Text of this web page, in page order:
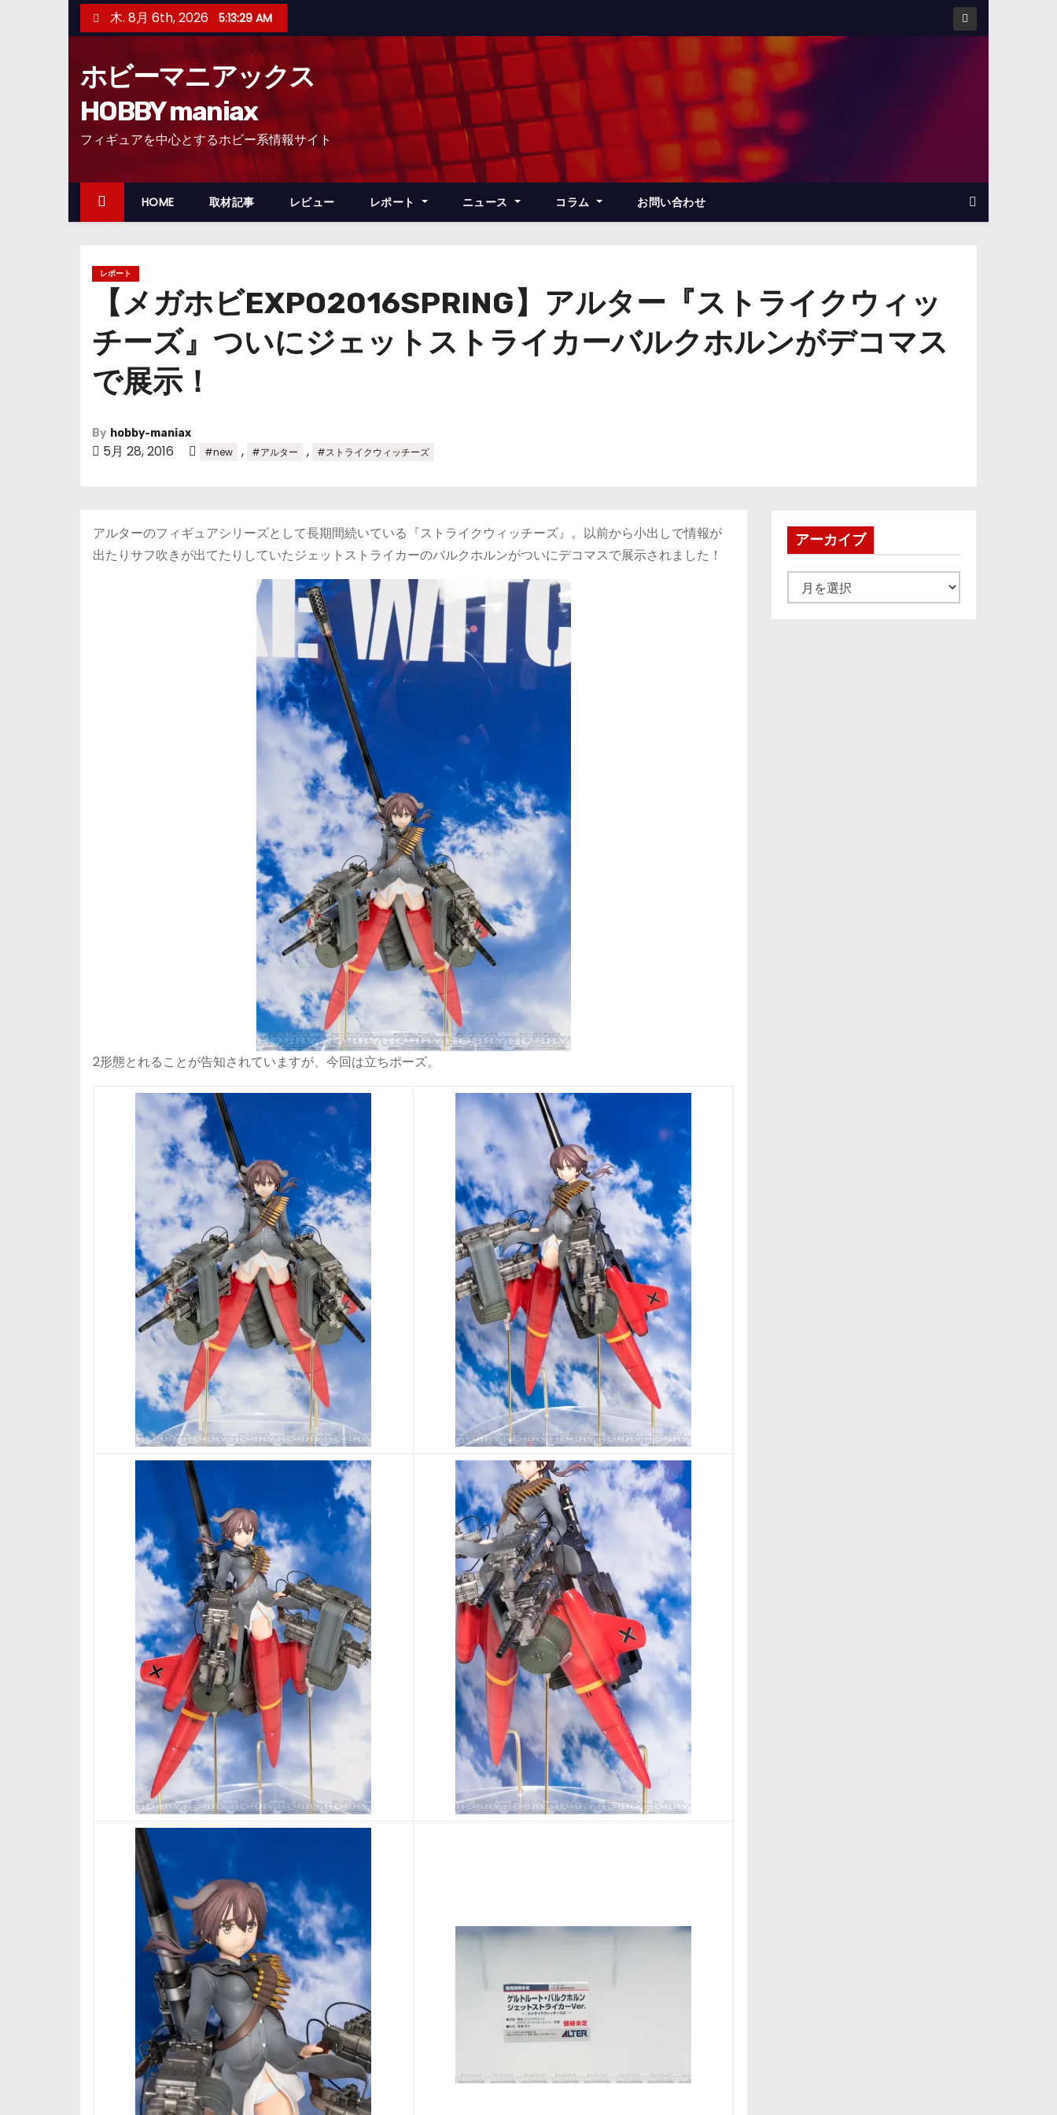
ン
ッ
木. 8月 6th, 2026 5:13:30 AM
ホビーマニアックス
HOBBY maniax
フィギュアを中心とするホビー系情報サイト
HOME 取材記事 レビュー レポート ニュース コラム お問い合わせ
レポート
【メガホビEXPO2016SPRING】アルター『ストライクウィッ
チーズ』ついにジェットストライカーバルクホルンがデコマス
で展示！
By hobby-maniax
5月 28, 2016 #new , #アルター , #ストライクウィッチーズ
アルターのフィギュアシリーズとして長期間続いている『ストライクウィッチーズ』。以前から小出しで情報が
出たりサフ吹きが出てたりしていたジェットストライカーのバルクホルンがついにデコマスで展示されました！
2形態とれることが告知されていますが、今回は立ちポーズ。
アーカイブ
ー